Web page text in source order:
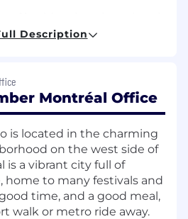
des technologies liées à la
ou les objets
aidera également à
systèmes basés sur la
fournir assistance et
animateurs.trices
membres de l'équipe
optimale des systèmes
Description
Montréal Office
is located in the charming
on the west side of
is a vibrant city full of
home to many festivals and
time, and a good meal,
walk or metro ride away.